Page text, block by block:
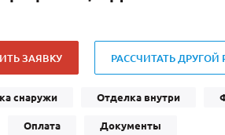
С фрамугой(265)
4-го класса защиты
Полуторапольные
ЗАЯВКУ РАССЧИТАТЬ ДРУГОЙ
снаружи Отделка внутри
Оплата Документы